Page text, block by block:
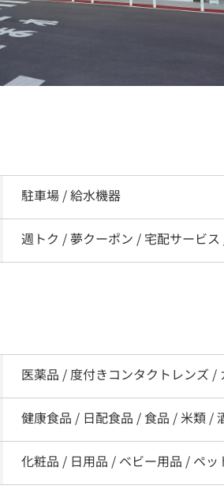
駐車場 / 給水機器
週トク / 夢クーポン / 宅配サービ
医薬品 / 度付きコンタクトレンズ /
健康食品 / 日配食品 / 食品 / 米類 /
化粧品 / 日用品 / ベビー用品 / ペッ